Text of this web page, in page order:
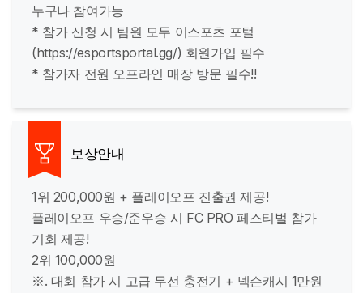
누구나 참여가능
* 참가 신청 시 팀원 모두 이스포츠 포털
(https://esportsportal.gg/) 회원가입 필수
* 참가자 전원 오프라인 매장 방문 필수!!
보상안내
1위 200,000원 + 플레이오프 진출권 제공!
플레이오프 우승/준우승 시 FC PRO 페스티벌 참가
기회 제공!
2위 100,000원
※. 대회 참가 시 고급 무선 충전기 + 넥슨캐시 1만원